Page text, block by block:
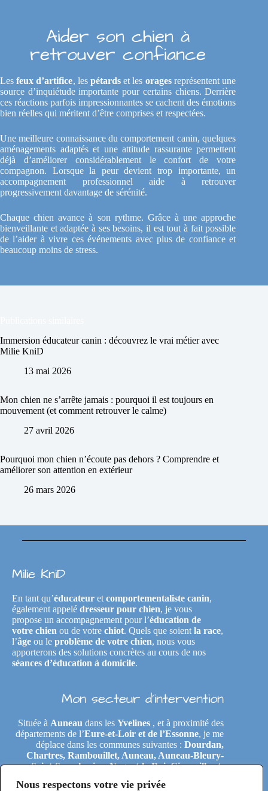
Nous respectons votre vie privée
Aider son chien à
retrouver confiance
Lesfeux d’artifice, les pétards et les oragesreprésentent une
source d’inquiétude importante pour certains chiens. Derrière
ces réactions parfois impressionnantes se cachent des émotions
bien réelles qui méritent d’être comprises et respectées.
Une meilleure connaissance du comportement canin, quelques
aménagements adaptés et une attitude rassurante permettent
déjà d’améliorer considérablement le confort de votre
compagnon. Lorsque la peur devient trop importante, un
accompagnement professionnel aide à retrouver
progressivement davantage de sérénité.
Chaque chien avance à son rythme. Grâce à une approche
bienveillante et adaptée à ses besoins, il est tout à fait possible
de l’aider à vivre ces événements avec plus de confiance et
beaucoup moins de stress.
Immersion éducateur canin : découvrez le vrai métier avec
Milie KniD
13 mai 2026
Mon chien ne s’arrête jamais : pourquoi il est toujours en
mouvement (et comment retrouver le calme)
27 avril 2026
Pourquoi mon chien n’écoute pas dehors ? Comprendre et
améliorer son attention en extérieur
26 mars 2026
Milie KniD
En tant qu’éducateur et comportementaliste canin,
également appelé dresseur pour chien, je vous
propose un accompagnement pour l’éducation de
votre chien ou de votre chiot. Quels que soient la race,
l’âge ou le problème de votre chien, nous vous
apporterons des solutions concrètes au cours de nos
séances d’éducation à domicile.
Mon secteur d’intervention
Située à Auneau dans lesYvelines , et à proximité des
départements de l’Eure-et-Loir et de l’Essonne, je me
déplace dans les communes suivantes :Dourdan,
Chartres, Rambouillet, Auneau, Auneau-Bleury-
Saint-Symphorien, Nogent-le-Roi, Gironville-et-
Maintenon, Épernon, Le Perray-en-Yvelines,